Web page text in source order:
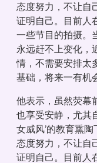
态度努力，不让自
证明自己。目前人
一些节目的拍摄。
永远赶不上变化，
情，不需要安排太
基础，将来一有机
他表示，虽然荧幕
也享受安静，尤其
女威风’的教育熏
态度努力，不让自
证明自己。目前人